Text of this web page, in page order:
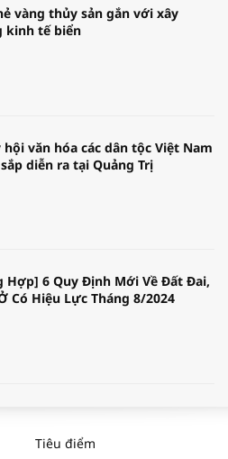
vàng thủy sản gắn với xây
kinh tế biển
hội văn hóa các dân tộc Việt Nam
diễn ra tại Quảng Trị
Hợp] 6 Quy Định Mới Về Đất Đai,
Có Hiệu Lực Tháng 8/2024
NĂM 2024 VÀ NĂM 2025 | NHỊP
TRƯỜNG #62
Tiêu điểm